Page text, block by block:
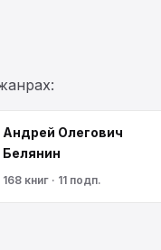
Андрей Олегович
Белянин
168 книг · 11 подп.